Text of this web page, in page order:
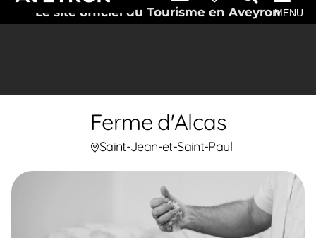
Le site officiel du Tourisme en AveyronMENU
Ferme d'Alcas
Saint-Jean-et-Saint-Paul